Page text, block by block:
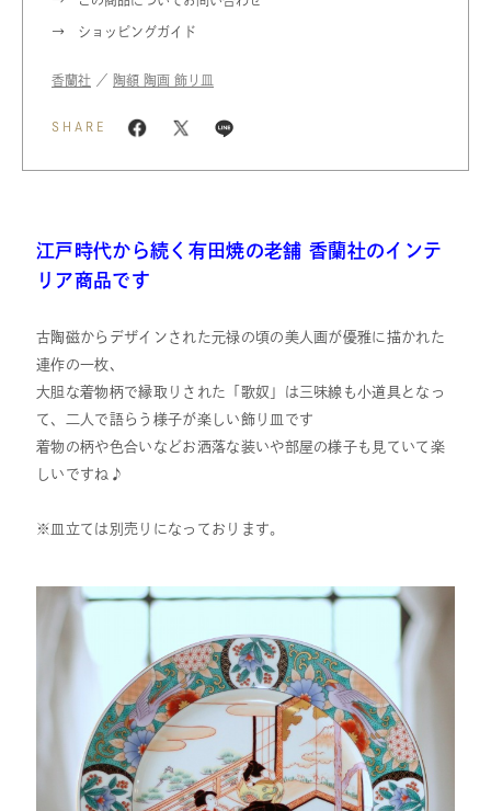
ショッピングガイド
香蘭社 ／ 陶額 陶画 飾り皿
SHARE
江戸時代から続く有田焼の老舗 香蘭社のインテ
リア商品です
古陶磁からデザインされた元禄の頃の美人画が優雅に描かれた
連作の一枚、
大胆な着物柄で縁取りされた「歌奴」は三味線も小道具となっ
て、二人で語らう様子が楽しい飾り皿です
着物の柄や色合いなどお洒落な装いや部屋の様子も見ていて楽
しいですね♪
※皿立ては別売りになっております。